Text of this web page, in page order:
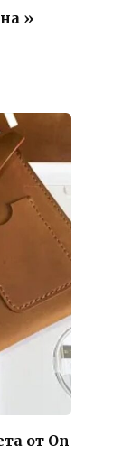
»
от On